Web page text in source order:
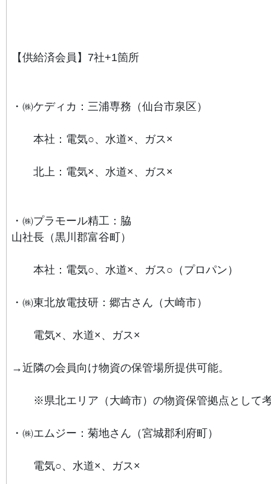
【供給済会員】7社+1箇所
・㈱ケディカ：三浦専務（仙台市泉区）
本社：電気○、水道×、ガス×
北上：電気×、水道×、ガス×
・㈱プラモール精工：脇
山社長（黒川郡富谷町）
本社：電気○、水道×、ガス○（プロパン）
・㈱東北放電技研：郷古さん（大崎市）
電気×、水道×、ガス×
→近隣の会員向け物資の保管場所提供可能。
※県北エリア（大崎市）の物資保管拠点として
・㈱エムジー：菊地さん（宮城郡利府町）
電気○、水道×、ガス×